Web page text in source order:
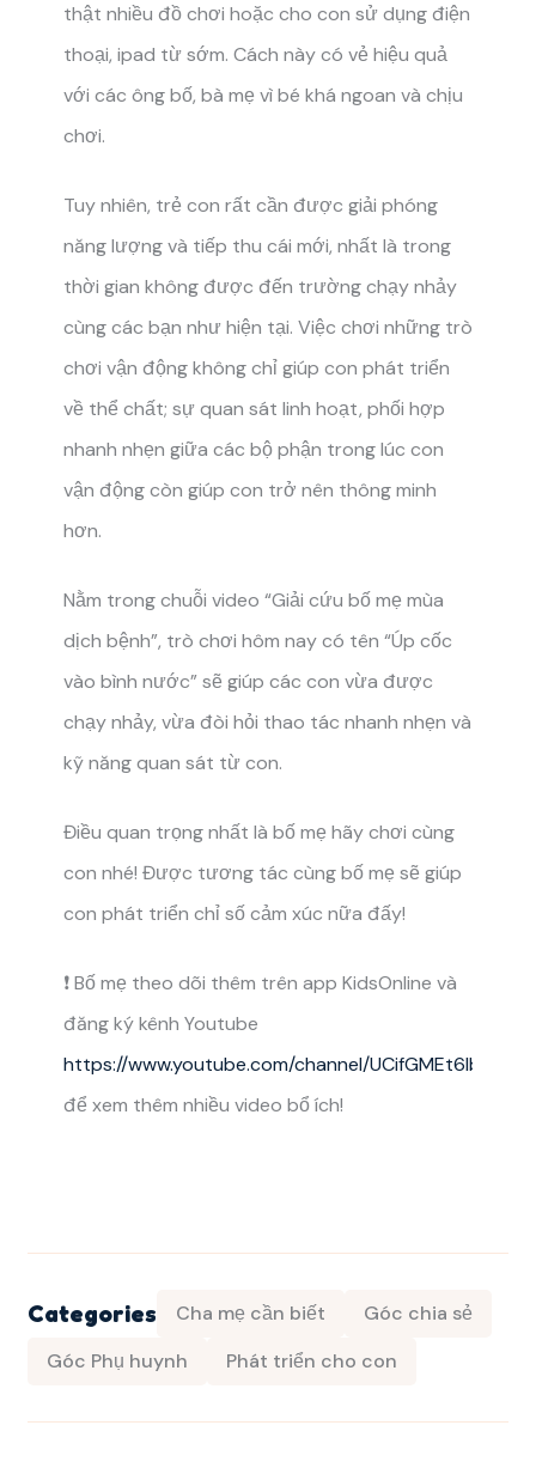
thật nhiều đồ chơi hoặc cho con sử dụng điện
thoại, ipad từ sớm. Cách này có vẻ hiệu quả
với các ông bố, bà mẹ vì bé khá ngoan và chịu
chơi.
Tuy nhiên, trẻ con rất cần được giải phóng
năng lượng và tiếp thu cái mới, nhất là trong
thời gian không được đến trường chạy nhảy
cùng các bạn như hiện tại. Việc chơi những trò
chơi vận động không chỉ giúp con phát triển
về thể chất; sự quan sát linh hoạt, phối hợp
nhanh nhẹn giữa các bộ phận trong lúc con
vận động còn giúp con trở nên thông minh
hơn.
Nằm trong chuỗi video “Giải cứu bố mẹ mùa
dịch bệnh”, trò chơi hôm nay có tên “Úp cốc
vào bình nước” sẽ giúp các con vừa được
chạy nhảy, vừa đòi hỏi thao tác nhanh nhẹn và
kỹ năng quan sát từ con.
Điều quan trọng nhất là bố mẹ hãy chơi cùng
con nhé! Được tương tác cùng bố mẹ sẽ giúp
con phát triển chỉ số cảm xúc nữa đấy!
❗️ Bố mẹ theo dõi thêm trên app KidsOnline và
đăng ký kênh Youtube
https://www.youtube.com/channel/
để xem thêm nhiều video bổ ích!
Categories Cha mẹ cần biết
Góc chia sẻ
Góc Phụ huynh
Phát triển cho con